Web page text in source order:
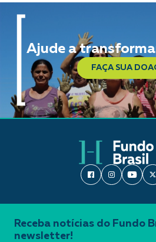
Ajude a
FAÇA SUA
Receba notícias do Fundo
newsletter!